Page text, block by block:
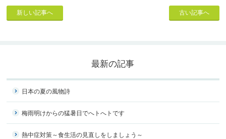
新しい記事へ 古い記事へ
最新の記事
日本の夏の風物詩
梅雨明けからの猛暑日でへトへトです
熱中症対策～食生活の見直しをしましょう～